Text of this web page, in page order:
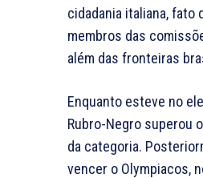
cidadania italiana, fato
membros das
além das fronteiras
Enquanto esteve no
Rubro-Negro superou
da categoria.
vencer o Olympiacos,